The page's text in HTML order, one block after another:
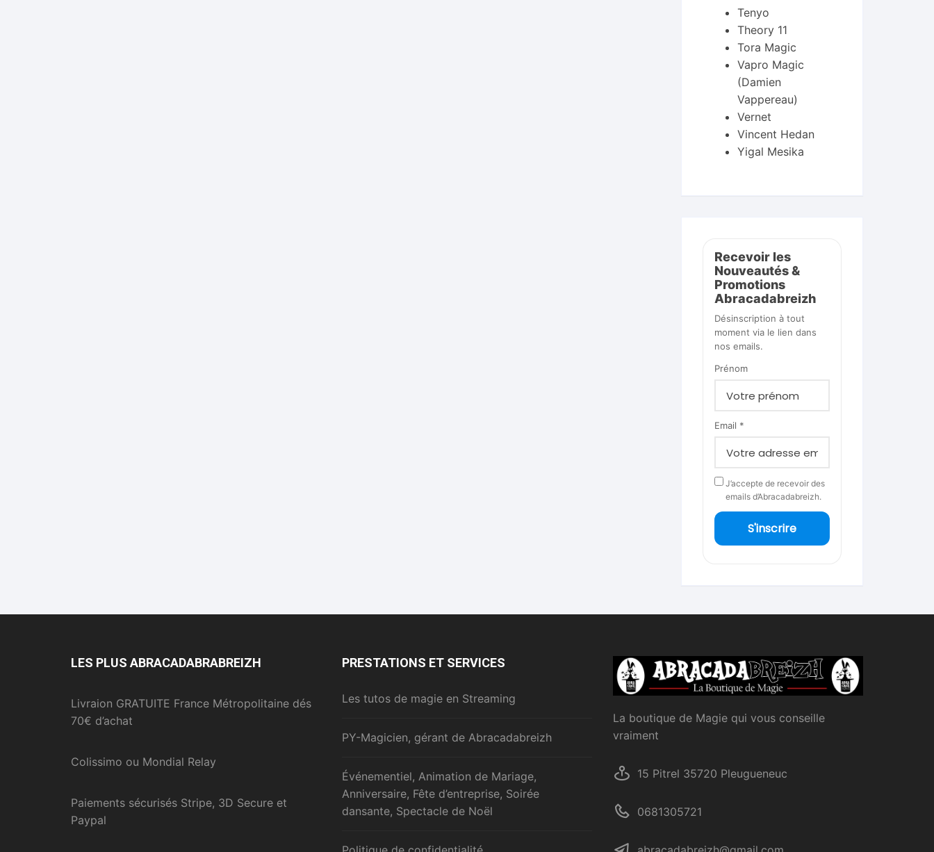
Tenyo
Theory 11
Tora Magic
Vapro Magic
(Damien
Vappereau)
Vernet
Vincent Hedan
Yigal Mesika
Recevoir les
Nouveautés &
Promotions
Abracadabreizh
Désinscription à tout
moment via le lien dans
nos emails.
Prénom
Email *
J’accepte de recevoir des
emails d’Abracadabreizh.
S'inscrire
LES PLUS ABRACADABRABREIZH
Livraion GRATUITE France Métropolitaine dés
70€ d’achat
Colissimo ou Mondial Relay
Paiements sécurisés Stripe, 3D Secure et
Paypal
PRESTATIONS ET SERVICES
Les tutos de magie en Streaming
PY-Magicien, gérant de Abracadabreizh
Événementiel, Animation de Mariage,
Anniversaire, Fête d’entreprise, Soirée
dansante, Spectacle de Noël
La boutique de Magie qui vous conseille
vraiment
15 Pitrel 35720 Pleugueneuc
0681305721